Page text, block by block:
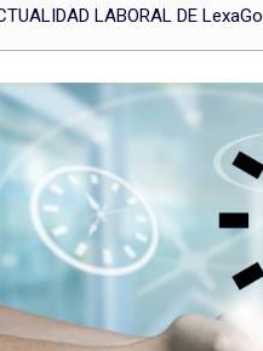
LABORAL DE LexaGo